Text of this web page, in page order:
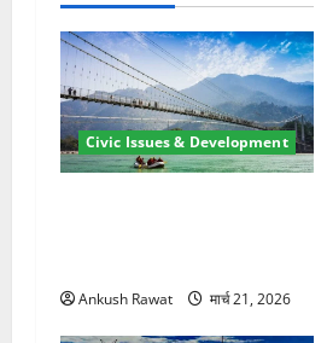
Civic Issues & Development
Ankush Rawat मार्च 21, 2026